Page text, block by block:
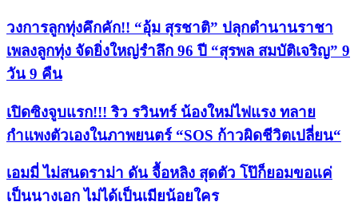
วงการลูกทุ่งคึกคัก!! “อุ้ม สุรชาติ” ปลุกตำนานราชา
เพลงลูกทุ่ง จัดยิ่งใหญ่รำลึก 96 ปี “สุรพล สมบัติเจริญ” 9
วัน 9 คืน
เปิดซิงจูบแรก!!! ริว รวินทร์ น้องใหม่ไฟแรง ทลาย
กำแพงตัวเองในภาพยนตร์ “SOS ก้าวผิดชีวิตเปลี่ยน“
เอมมี่ ไม่สนดราม่า ดัน จื้อหลิง สุดตัว โป๊ก็ยอมขอแค่
เป็นนางเอก ไม่ได้เป็นเมียน้อยใคร